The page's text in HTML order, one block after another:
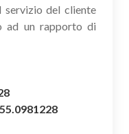
del cliente
ad un rapporto di